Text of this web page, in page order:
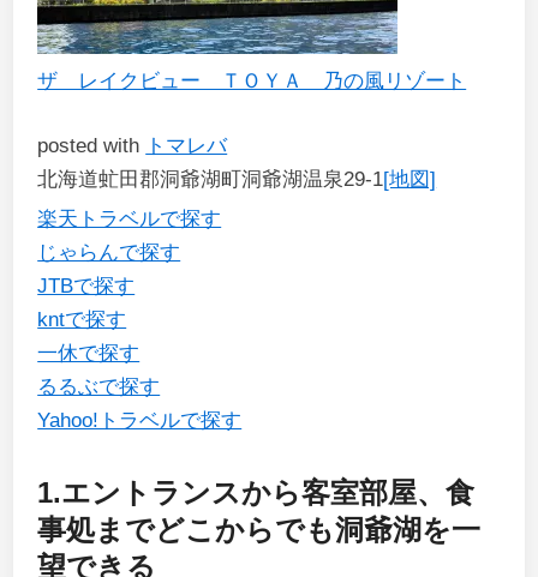
ザ レイクビュー ＴＯＹＡ 乃の風リゾート
posted with トマレバ
北海道虻田郡洞爺湖町洞爺湖温泉29-1[地図]
楽天トラベルで探す
じゃらんで探す
JTBで探す
kntで探す
一休で探す
るるぶで探す
Yahoo!トラベルで探す
1.エントランスから客室部屋、食
事処までどこからでも洞爺湖を一
望できる